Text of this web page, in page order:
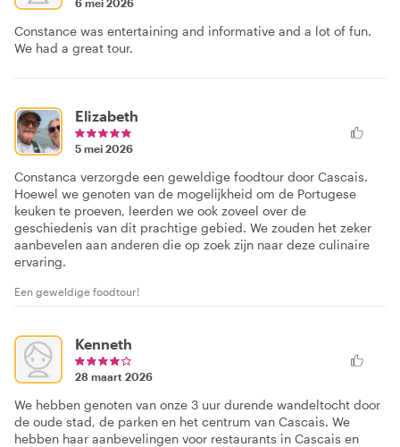
6 mei 2026
Constance was entertaining and informative and a lot of fun.
We had a great tour.
Elizabeth
5 mei 2026
Constanca verzorgde een geweldige foodtour door Cascais.
Hoewel we genoten van de mogelijkheid om de Portugese
keuken te proeven, leerden we ook zoveel over de
geschiedenis van dit prachtige gebied. We zouden het zeker
aanbevelen aan anderen die op zoek zijn naar deze culinaire
ervaring.
Een geweldige foodtour!
Kenneth
28 maart 2026
We hebben genoten van onze 3 uur durende wandeltocht door
de oude stad, de parken en het centrum van Cascais. We
hebben haar aanbevelingen voor restaurants in Cascais en